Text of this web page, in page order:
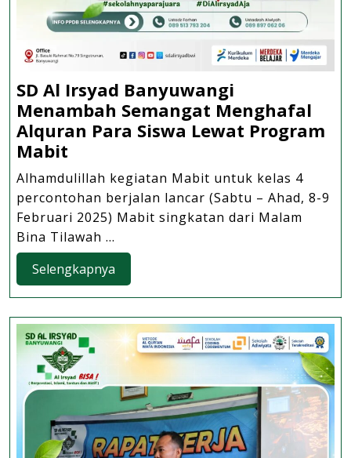
SD Al Irsyad Banyuwangi
Menambah Semangat Menghafal
Alquran Para Siswa Lewat Program
Mabit
Al
Irsyad
Banyuwangi
Menambah
Semangat
Menghafal
Alquran
Para
Siswa
Lewat
Program
Mabit
Alhamdulillah kegiatan Mabit untuk kelas 4
percontohan berjalan lancar (Sabtu – Ahad, 8-9
Februari 2025) Mabit singkatan dari Malam
Bina Tilawah ...
Selengkapnya